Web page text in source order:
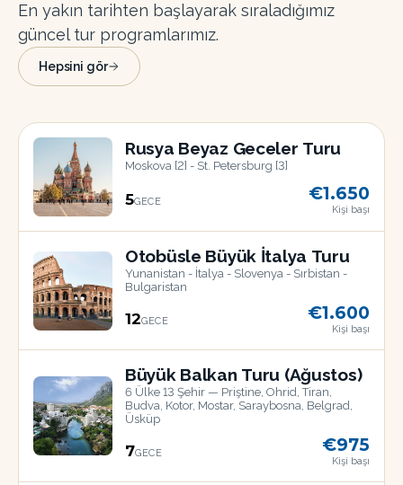
En yakın tarihten başlayarak sıraladığımız
güncel tur programlarımız.
Hepsini gör
18
Rusya Beyaz Geceler Turu
Moskova [2] - St. Petersburg [3]
5GECE €1.650
Kişi başı
17
Otobüsle Büyük İtalya Turu
Yunanistan - İtalya - Slovenya - Sırbistan -
Bulgaristan
12GECE €1.600
Kişi başı
Büyük Balkan Turu (Ağustos)
6 Ülke 13 Şehir — Priştine, Ohrid, Tiran,
Budva, Kotor, Mostar, Saraybosna, Belgrad,
Üsküp
7GECE €975
Kişi başı